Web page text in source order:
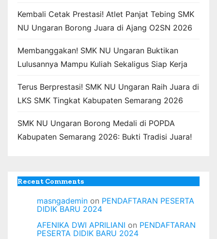
Kembali Cetak Prestasi! Atlet Panjat Tebing SMK
NU Ungaran Borong Juara di Ajang O2SN 2026
Membanggakan! SMK NU Ungaran Buktikan
Lulusannya Mampu Kuliah Sekaligus Siap Kerja
Terus Berprestasi! SMK NU Ungaran Raih Juara di
LKS SMK Tingkat Kabupaten Semarang 2026
SMK NU Ungaran Borong Medali di POPDA
Kabupaten Semarang 2026: Bukti Tradisi Juara!
Recent Comments
masngademin on PENDAFTARAN PESERTA
DIDIK BARU 2024
AFENIKA DWI APRILIANI on PENDAFTARAN
PESERTA DIDIK BARU 2024